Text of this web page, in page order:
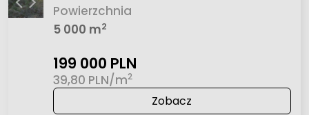
Powierzchnia
5 000 m2
199 000 PLN
39,80 PLN/m2
Zobacz